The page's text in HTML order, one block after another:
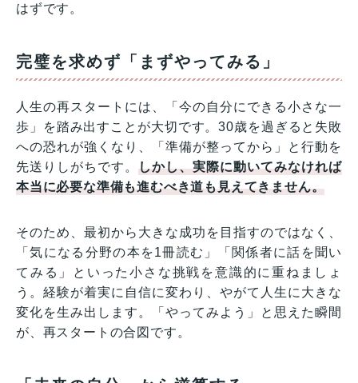
はずです。
完璧を求めず「まずやってみる」
人生の再スタートには、「今の自分にできる小さな一
歩」を踏み出すことが大切です。30歳を過ぎると失敗
への恐れが強くなり、「準備が整ってから」と行動を
先送りしがちです。しかし、実際に動いてみなければ
本当に必要な準備も進むべき道も見えてきません。
そのため、最初から大きな成功を目指すのではなく、
「気になる分野の本を1冊読む」「関係者に話を聞い
てみる」といった小さな挑戦を意識的に重ねましょ
う。経験が着実に自信に変わり、やがて人生に大きな
変化を生み出します。「やってみよう」と思えた瞬間
が、再スタートの合図です。